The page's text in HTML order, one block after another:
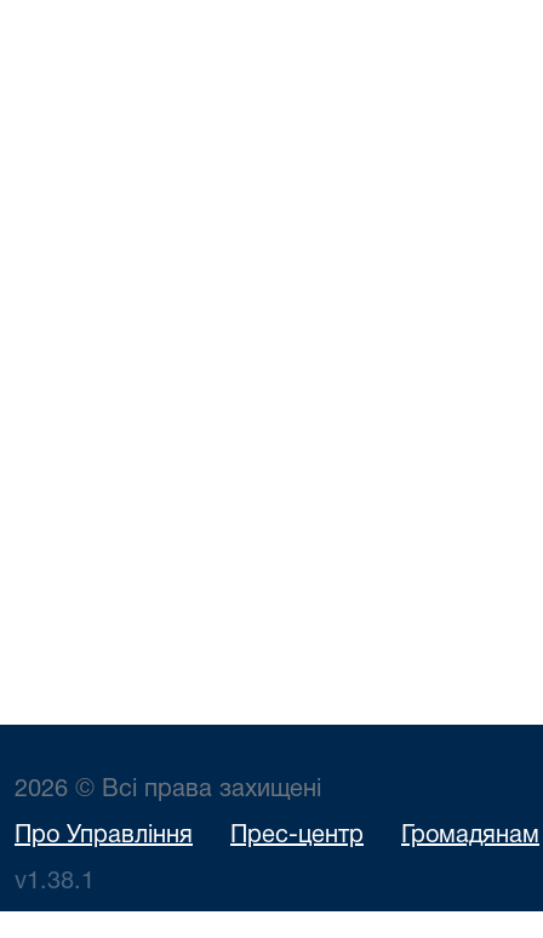
2026 © Всі права захищені
Про Управління Прес-центр Громадянам
v1.38.1